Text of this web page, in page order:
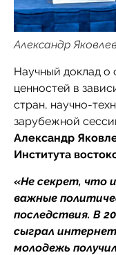
Александр
Научный доклад
ценностей в
стран, научно-
зарубежной
Александр
Института
«Не секрет, что
важные
последствия. В
сыграл
молодежь